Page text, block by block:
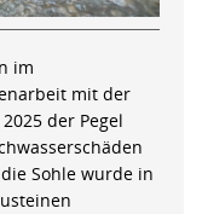
im
mit der
der Pegel
Sohle wurde in